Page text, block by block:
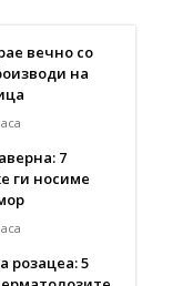
вечно со
на
7
ги носиме
розацеа: 5